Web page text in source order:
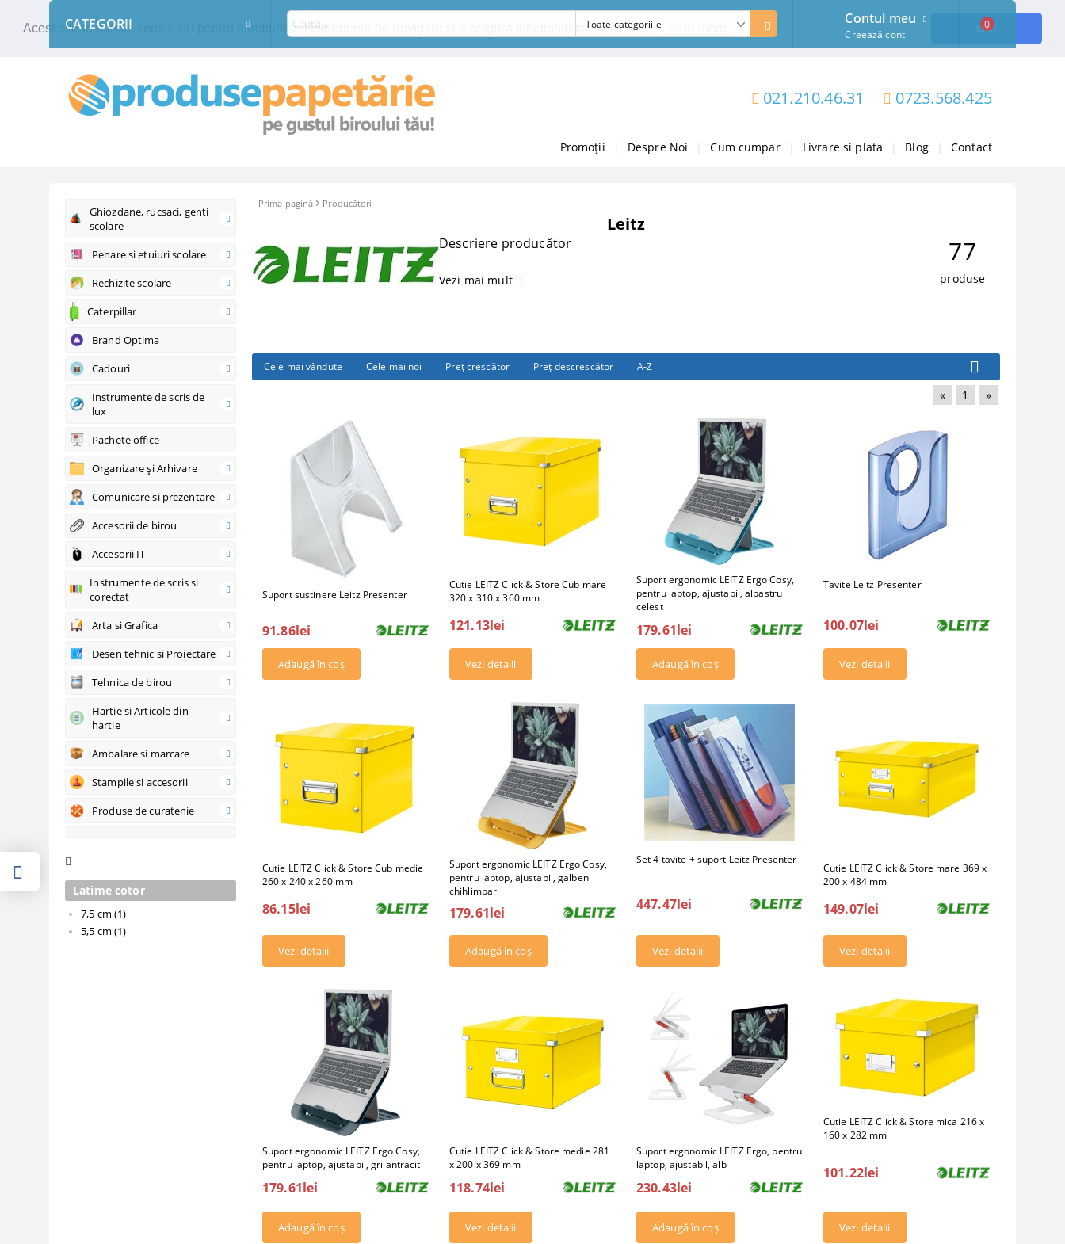
Acest site foloseste cookie-uri pentru a imbunatati experienta de navigare si a asigura functionalitati aditionale. OK!
021.210.46.31 0723.568.425
Promoții Despre Noi Cum cumpar Livrare si plata Blog Contact
CATEGORII Contul meu
Creează cont
0
Ghiozdane, rucsaci, genti
scolare
Penare si etuiuri scolare
Rechizite scolare
Caterpillar
Brand Optima
Cadouri
Instrumente de scris de
lux
Pachete office
Organizare şi Arhivare
Comunicare si prezentare
Accesorii de birou
Accesorii IT
Instrumente de scris si
corectat
Arta si Grafica
Desen tehnic si Proiectare
Tehnica de birou
Hartie si Articole din
hartie
Ambalare si marcare
Stampile si accesorii
Produse de curatenie
Latime cotor
7,5 cm (1)
5,5 cm (1)
Prima pagină Producători
Leitz
Descriere producător
Vezi mai mult
77
produse
Cele mai vândute Cele mai noi Preţ crescător Preţ descrescător A-Z
« 1 »
Suport sustinere Leitz Presenter
91.86lei
Cutie LEITZ Click & Store Cub mare
320 x 310 x 360 mm
121.13lei
Vezi detalii
Suport ergonomic LEITZ Ergo Cosy,
pentru laptop, ajustabil, albastru
celest
179.61lei
Tavite Leitz Presenter
100.07lei
Vezi detalii
Cutie LEITZ Click & Store Cub medie
260 x 240 x 260 mm
86.15lei
Vezi detalii
Suport ergonomic LEITZ Ergo Cosy,
pentru laptop, ajustabil, galben
chihlimbar
179.61lei
Set 4 tavite + suport Leitz Presenter
447.47lei
Vezi detalii
Cutie LEITZ Click & Store mare 369 x
200 x 484 mm
149.07lei
Vezi detalii
Suport ergonomic LEITZ Ergo Cosy,
pentru laptop, ajustabil, gri antracit
179.61lei
Cutie LEITZ Click & Store medie 281
x 200 x 369 mm
118.74lei
Vezi detalii
Suport ergonomic LEITZ Ergo, pentru
laptop, ajustabil, alb
230.43lei
Cutie LEITZ Click & Store mica 216 x
160 x 282 mm
101.22lei
Vezi detalii